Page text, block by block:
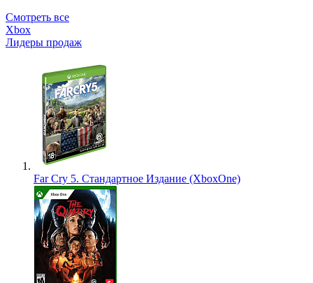
Смотреть все
Xbox
Лидеры продаж
Far Cry 5. Стандартное Издание (XboxOne)